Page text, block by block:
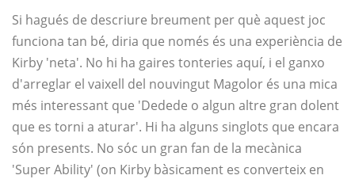
Si hagués de descriure breument per què aquest joc
funciona tan bé, diria que només és una experiència de
Kirby 'neta'. No hi ha gaires tonteries aquí, i el ganxo
d'arreglar el vaixell del nouvingut Magolor és una mica
més interessant que 'Dedede o algun altre gran dolent
que es torni a aturar'. Hi ha alguns singlots que encara
són presents. No sóc un gran fan de la mecànica
'Super Ability' (on Kirby bàsicament es converteix en